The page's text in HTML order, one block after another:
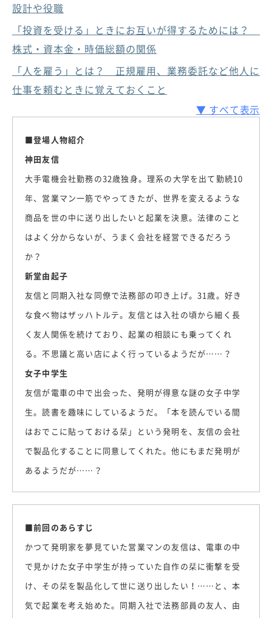
設計や役職
「投資を受ける」ときにお互いが得するためには？
株式・資本金・時価総額の関係
「人を雇う」とは？ 正規雇用、業務委託など他人に
仕事を頼むときに覚えておくこと
▼ すべて表示
■登場人物紹介
神田友信
大手電機会社勤務の32歳独身。理系の大学を出て勤続10
年、営業マン一筋でやってきたが、世界を変えるような
商品を世の中に送り出したいと起業を決意。法律のこと
はよく分からないが、うまく会社を経営できるだろう
か？
新堂由起子
友信と同期入社な同僚で法務部の叩き上げ。31歳。好き
な食べ物はザッハトルテ。友信とは入社の頃から細く長
く友人関係を続けており、起業の相談にも乗ってくれ
る。不思議と高い店によく行っているようだが……？
女子中学生
友信が電車の中で出会った、発明が得意な謎の女子中学
生。読書を趣味にしているようだ。「本を読んでいる間
はおでこに貼っておける栞」という発明を、友信の会社
で製品化することに同意してくれた。他にもまだ発明が
あるようだが……？
■前回のあらすじ
かつて発明家を夢見ていた営業マンの友信は、電車の中
で見かけた女子中学生が持っていた自作の栞に衝撃を受
け、その栞を製品化して世に送り出したい！……と、本
気で起業を考え始めた。同期入社で法務部員の友人、由